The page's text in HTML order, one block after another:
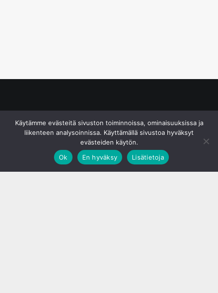
Käytämme evästeitä sivuston toiminnoissa, ominaisuuksissa ja
liikenteen analysoinnissa. Käyttämällä sivustoa hyväksyt
evästeiden käytön.
Ok
En hyväksy Lisätietoja